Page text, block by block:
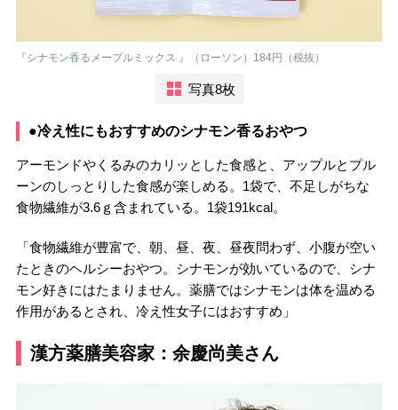
『シナモン香るメープルミックス 』（ローソン）184円（税抜）
写真8枚
●冷え性にもおすすめのシナモン香るおやつ
アーモンドやくるみのカリッとした食感と、アップルとプル
ーンのしっとりした食感が楽しめる。1袋で、不足しがちな
食物繊維が3.6ｇ含まれている。1袋191kcal。
「食物繊維が豊富で、朝、昼、夜、昼夜問わず、小腹が空い
たときのヘルシーおやつ。シナモンが効いているので、シナ
モン好きにはたまりません。薬膳ではシナモンは体を温める
作用があるとされ、冷え性女子にはおすすめ」
漢方薬膳美容家：余慶尚美さん